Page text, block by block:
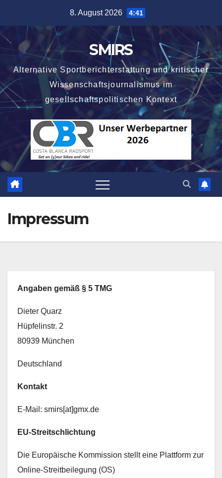
springen
8. August 2026 4:41
SMIRS
Alternative Sportberichterstattung und kritischer
Wissenschaftsjournalismus im
gesellschaftspolitischen Kontext
Impressum
Angaben gemäß § 5 TMG
Dieter Quarz
Hüpfelinstr. 2
80939 München
Deutschland
Kontakt
E-Mail: smirs[at]gmx.de
EU-Streitschlichtung
Die Europäische Kommission stellt eine Plattform zur
Online-Streitbeilegung (OS)